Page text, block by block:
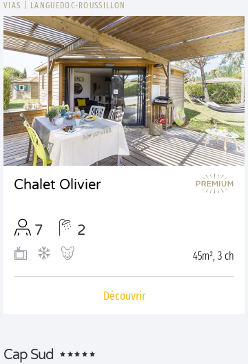
VIAS LANGUEDOC-ROUSSILLON
Chalet Olivier
7 2
45m², 3 ch
Découvrir
Cap Sud